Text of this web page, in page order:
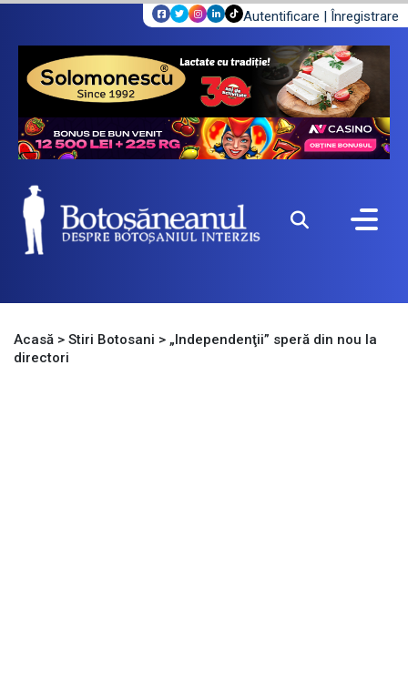
Autentificare | Înregistrare
Acasă > Stiri Botosani > „Independenţii” speră din nou la
directori